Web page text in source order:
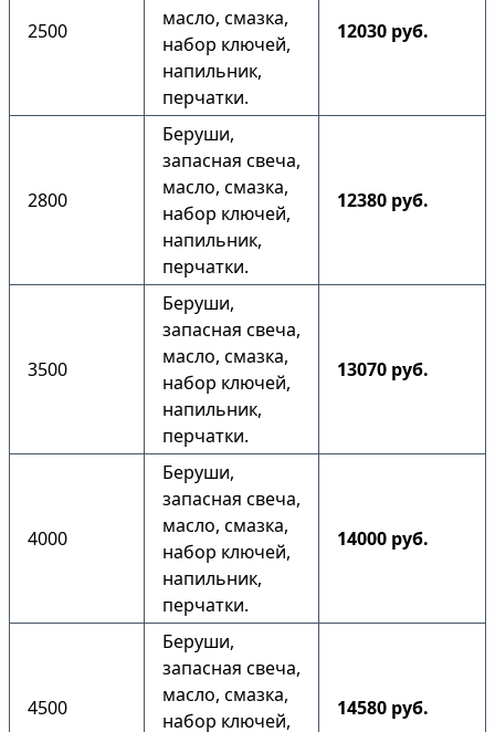
2500
масло, смазка,
набор ключей,
напильник,
перчатки.
12030 руб.
2800
Беруши,
запасная свеча,
масло, смазка,
набор ключей,
напильник,
перчатки.
12380 руб.
3500
Беруши,
запасная свеча,
масло, смазка,
набор ключей,
напильник,
перчатки.
13070 руб.
4000
Беруши,
запасная свеча,
масло, смазка,
набор ключей,
напильник,
перчатки.
14000 руб.
4500
Беруши,
запасная свеча,
масло, смазка,
набор ключей,
14580 руб.